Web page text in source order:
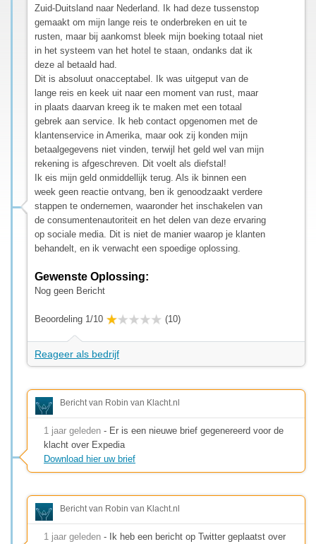
Zuid-Duitsland naar Nederland. Ik had deze tussenstop
gemaakt om mijn lange reis te onderbreken en uit te
rusten, maar bij aankomst bleek mijn boeking totaal niet
in het systeem van het hotel te staan, ondanks dat ik
deze al betaald had.
Dit is absoluut onacceptabel. Ik was uitgeput van de
lange reis en keek uit naar een moment van rust, maar
in plaats daarvan kreeg ik te maken met een totaal
gebrek aan service. Ik heb contact opgenomen met de
klantenservice in Amerika, maar ook zij konden mijn
betaalgegevens niet vinden, terwijl het geld wel van mijn
rekening is afgeschreven. Dit voelt als diefstal!
Ik eis mijn geld onmiddellijk terug. Als ik binnen een
week geen reactie ontvang, ben ik genoodzaakt verdere
stappen te ondernemen, waaronder het inschakelen van
de consumentenautoriteit en het delen van deze ervaring
op sociale media. Dit is niet de manier waarop je klanten
behandelt, en ik verwacht een spoedige oplossing.
Gewenste Oplossing:
Nog geen Bericht
Beoordeling 1/10 (10)
Reageer als bedrijf
Bericht van Robin van Klacht.nl
1 jaar geleden - Er is een nieuwe brief gegenereerd voor de
klacht over Expedia
Download hier uw brief
Bericht van Robin van Klacht.nl
1 jaar geleden - Ik heb een bericht op Twitter geplaatst over